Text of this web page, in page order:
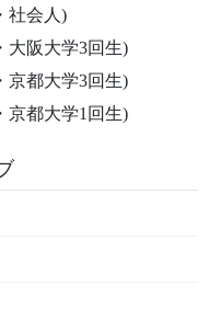
社会人)
大阪大学3回生)
京都大学3回生)
京都大学1回生)